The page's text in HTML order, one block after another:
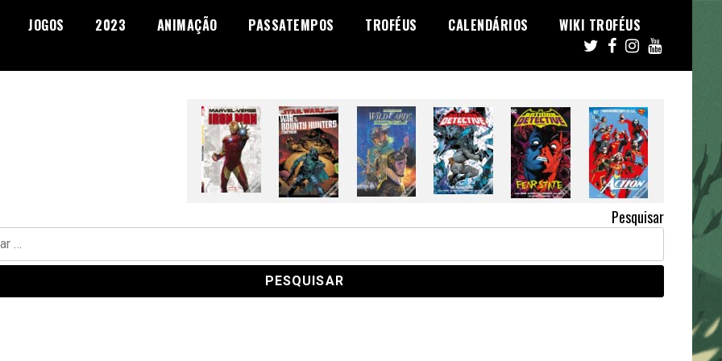
JOGOS 2023 ANIMAÇÃO PASSATEMPOS TROFÉUS CALENDÁRIOS WIKI TROFÉUS
Pesquisar